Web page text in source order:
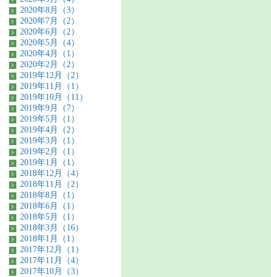
2020年8月（3）
2020年7月（2）
2020年6月（2）
2020年5月（4）
2020年4月（1）
2020年2月（2）
2019年12月（2）
2019年11月（1）
2019年10月（11）
2019年9月（7）
2019年5月（1）
2019年4月（2）
2019年3月（1）
2019年2月（1）
2019年1月（1）
2018年12月（4）
2018年11月（2）
2018年8月（1）
2018年6月（1）
2018年5月（1）
2018年3月（16）
2018年1月（1）
2017年12月（1）
2017年11月（4）
2017年10月（3）